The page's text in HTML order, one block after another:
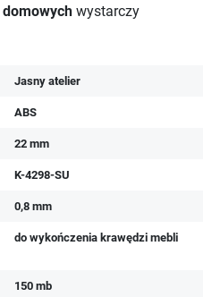
domowych wystarczy
Jasny atelier
ABS
22 mm
K-4298-SU
0,8 mm
do wykończenia krawędzi mebli
150 mb